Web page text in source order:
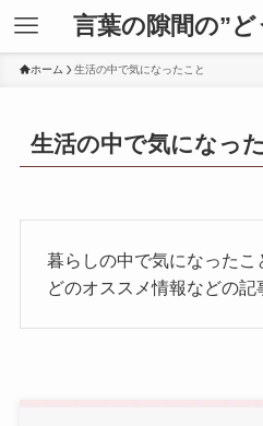
言葉の隙間の”
ホーム 生活の中で気になったこと
生活の中で気になっ
暮らしの中で気になった
どのオススメ情報などの記